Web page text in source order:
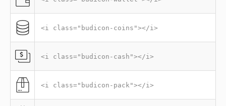
<i class="budicon-coins"></i>
<i class="budicon-cash"></i>
<i class="budicon-pack"></i>